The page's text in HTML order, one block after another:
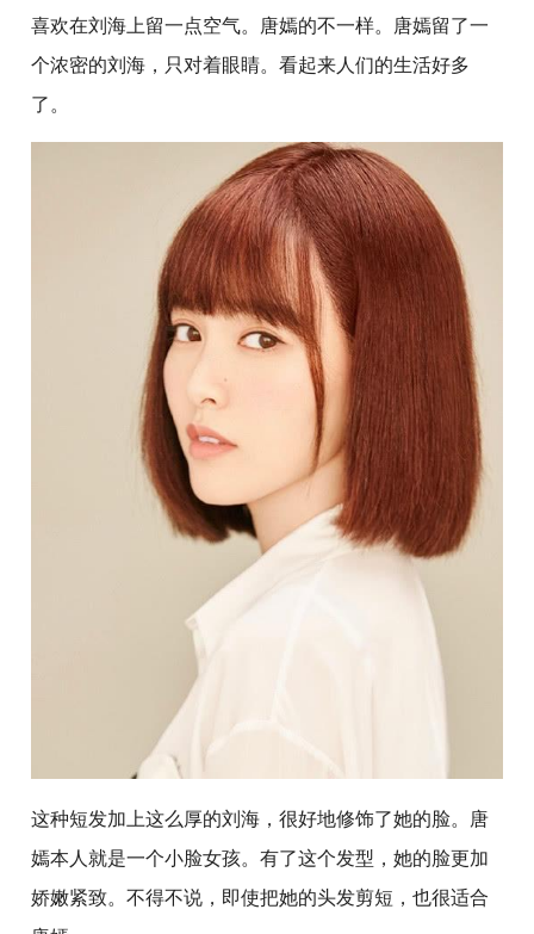
喜欢在刘海上留一点空气。唐嫣的不一样。唐嫣留了一
个浓密的刘海，只对着眼睛。看起来人们的生活好多
了。
这种短发加上这么厚的刘海，很好地修饰了她的脸。唐
嫣本人就是一个小脸女孩。有了这个发型，她的脸更加
娇嫩紧致。不得不说，即使把她的头发剪短，也很适合